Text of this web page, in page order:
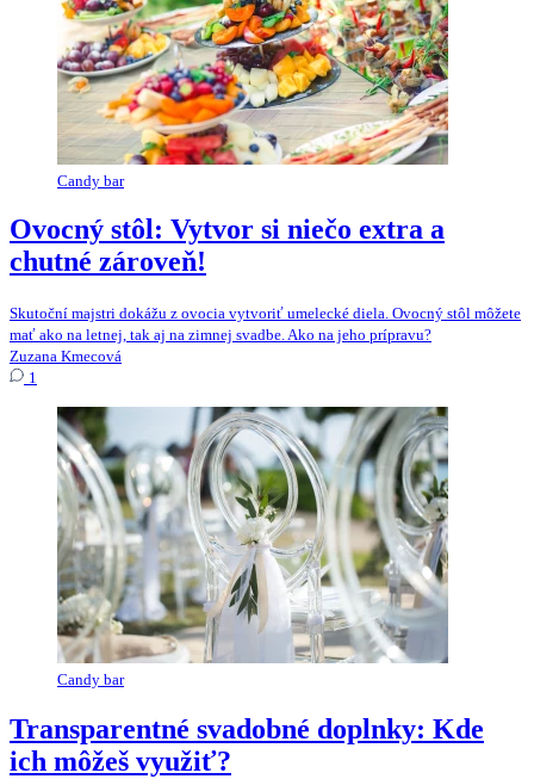
Candy bar
Ovocný stôl: Vytvor si niečo extra a
chutné zároveň!
Skutoční majstri dokážu z ovocia vytvoriť umelecké diela. Ovocný stôl môžete
mať ako na letnej, tak aj na zimnej svadbe. Ako na jeho prípravu?
Zuzana Kmecová
1
Candy bar
Transparentné svadobné doplnky: Kde
ich môžeš využiť?